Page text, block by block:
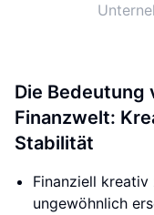
Die Bedeutung
Finanzwelt:
Stabilität
Finanziell
ungewöhnlich